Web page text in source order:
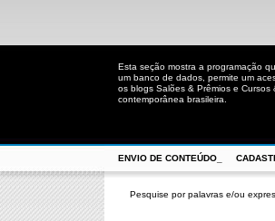
Esta seção mostra a programação
um banco de dados, permite um
os blogs Salões & Prêmios e
contemporânea brasileira.
ENVIO DE CONTEÚDO_
Pesquise por palavras e/ou